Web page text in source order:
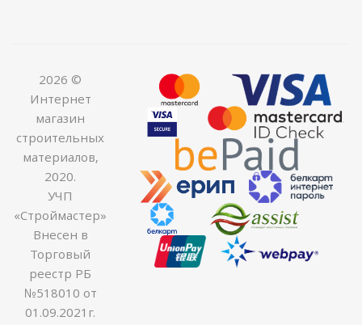
2026 ©
Интернет
магазин
строительных
материалов,
2020.
УЧП
«Строймастер»
Внесен в
Торговый
реестр РБ
№518010 от
01.09.2021г.